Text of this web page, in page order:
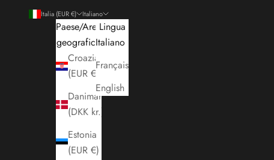
Italia (EUR €)
Paese/Area
geografica
Croazia
(EUR €)
Danimarca
(DKK kr.)
Estonia
(EUR €)
Italiano
Lingua
Italiano
Français
English